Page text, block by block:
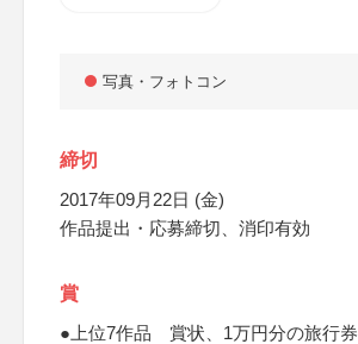
写真・フォトコン
締切
2017年09月22日 (金)
作品提出・応募締切、消印有効
賞
●上位7作品 賞状、1万円分の旅行券